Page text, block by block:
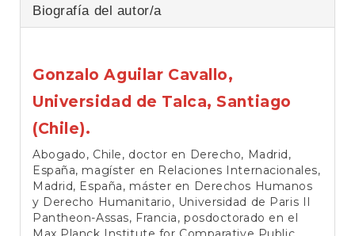
Biografía del autor/a
Gonzalo Aguilar Cavallo,
Universidad de Talca, Santiago
(Chile).
Abogado, Chile, doctor en Derecho, Madrid,
España, magíster en Relaciones Internacionales,
Madrid, España, máster en Derechos Humanos
y Derecho Humanitario, Universidad de Paris II
Pantheon-Assas, Francia, posdoctorado en el